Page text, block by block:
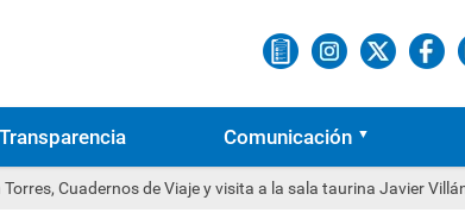
Transparencia Comunicación
Cuadernos de Viaje y visita a la sala taurina Javier